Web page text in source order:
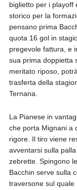
biglietto per i playoff
storico per la
pensano prima
quota 16 gol in
pregevole fattura, e
sua prima doppietta
meritato riposo,
trasferta della
Ternana.
La Pianese in
che porta Mignani a
rigore. Il tiro viene
avventarsi sulla
zebrette. Spingono
Bacchin serve sulla
traversone sul